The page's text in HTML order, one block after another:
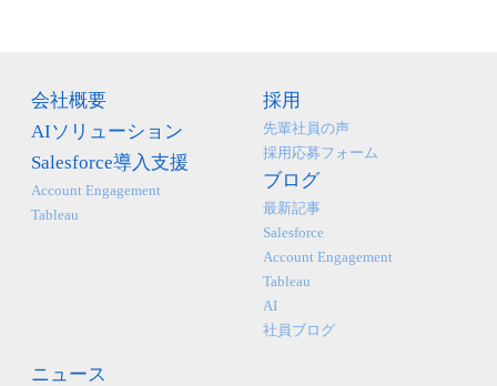
会社概要
AIソリューション
Salesforce導入支援
Account Engagement
Tableau
採用
先輩社員の声
採用応募フォーム
ブログ
最新記事
Salesforce
Account Engagement
Tableau
AI
社員ブログ
ニュース